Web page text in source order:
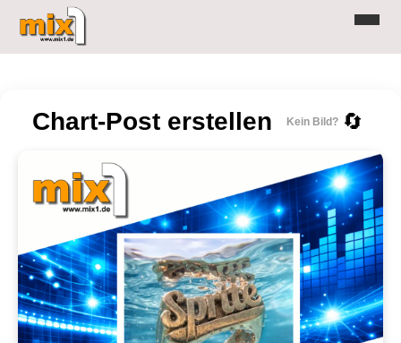
Chart-Post erstellen Kein Bild? 🔄